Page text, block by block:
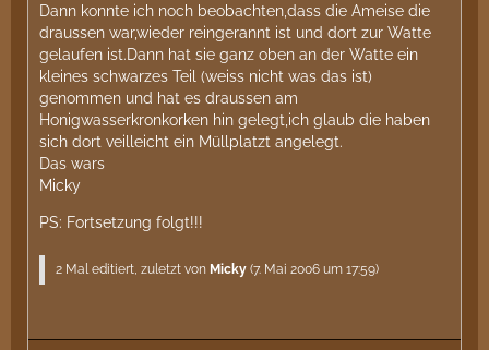
Dann konnte ich noch beobachten,dass die Ameise die
draussen war,wieder reingerannt ist und dort zur Watte
gelaufen ist.Dann hat sie ganz oben an der Watte ein
kleines schwarzes Teil (weiss nicht was das ist)
genommen und hat es draussen am
Honigwasserkronkorken hin gelegt,ich glaub die haben
sich dort veilleicht ein Müllplatzt angelegt.
Das wars
Micky
PS: Fortsetzung folgt!!!
2 Mal editiert, zuletzt von Micky (7. Mai 2006 um 17:59)